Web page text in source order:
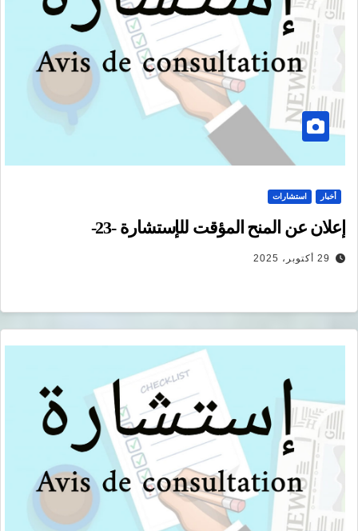
أخبار استشارات
إعلان عن المنح المؤقت للإستشارة -23-
29 أكتوبر، 2025